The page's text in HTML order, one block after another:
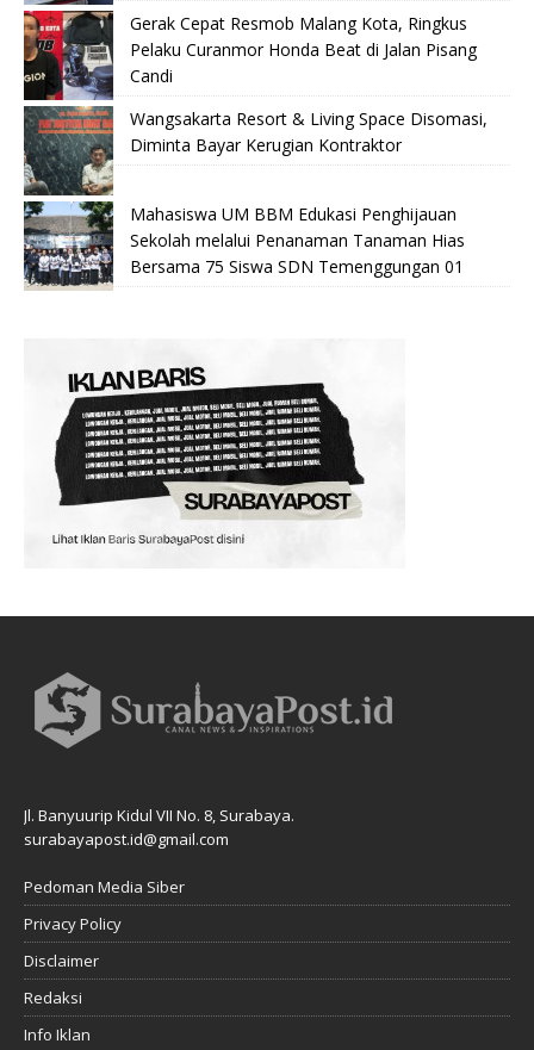
Gerak Cepat Resmob Malang Kota, Ringkus
Pelaku Curanmor Honda Beat di Jalan Pisang
Candi
Wangsakarta Resort & Living Space Disomasi,
Diminta Bayar Kerugian Kontraktor
Mahasiswa UM BBM Edukasi Penghijauan
Sekolah melalui Penanaman Tanaman Hias
Bersama 75 Siswa SDN Temenggungan 01
Jl. Banyuurip Kidul VII No. 8, Surabaya.
surabayapost.id@gmail.com
Pedoman Media Siber
Privacy Policy
Disclaimer
Redaksi
Info Iklan